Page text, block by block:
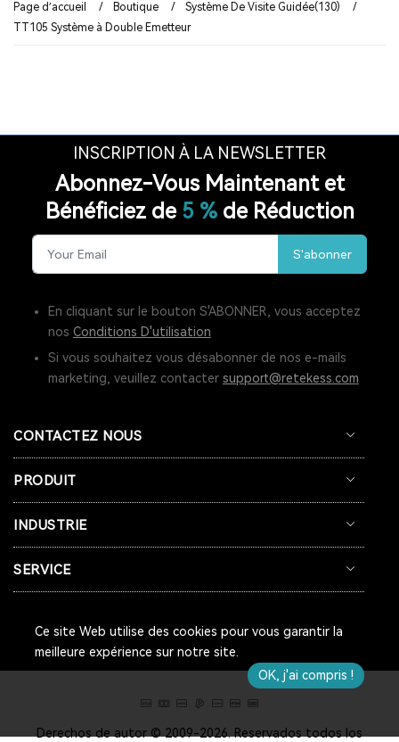
Page d’accueil / Boutique / Système De Visite Guidée(130)
/
TT105 Système à Double Emetteur
INSCRIPTION À LA NEWSLETTER
Abonnez-Vous Maintenant et
Bénéficiez de 5 %de Réduction
S'abonner
En cliquant sur le bouton S'ABONNER, vous acceptez
nos Conditions D'utilisation
Si vous souhaitez vous désabonner de nos e-mails
marketing, veuillez contacter support@retekess.com
CONTACTEZ NOUS
PRODUIT
INDUSTRIE
SERVICE
Derechos de autor © 2009-2026. Reservados todos los
Ce site Web utilise des cookies pour vous garantir la
meilleure expérience sur notre site.
OK, j'ai compris !